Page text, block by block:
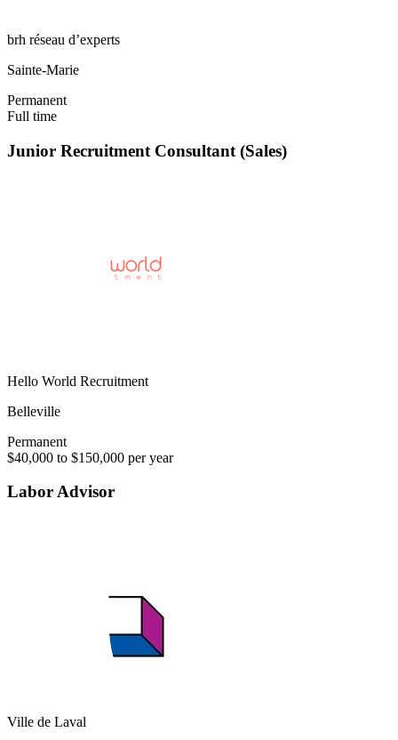
brh réseau d’experts
Sainte-Marie
Permanent
Full time
Junior Recruitment Consultant (Sales)
Hello World Recruitment
Belleville
Permanent
$40,000 to $150,000 per year
Labor Advisor
Ville de Laval